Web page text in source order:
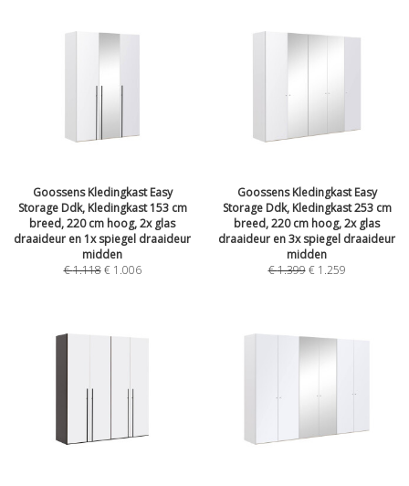
Goossens Kledingkast Easy
Storage Ddk, Kledingkast 153 cm
breed, 220 cm hoog, 2x glas
draaideur en 1x spiegel draaideur
midden
€1.118 € 1.006
Goossens Kledingkast Easy
Storage Ddk, Kledingkast 253 cm
breed, 220 cm hoog, 2x glas
draaideur en 3x spiegel draaideur
midden
€1.399 € 1.259